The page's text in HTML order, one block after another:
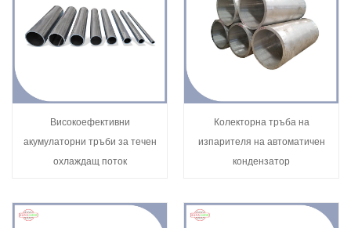
Високоефективни
акумулаторни тръби за течен
охлаждащ поток
Колекторна тръба на
изпарителя на автоматичен
кондензатор